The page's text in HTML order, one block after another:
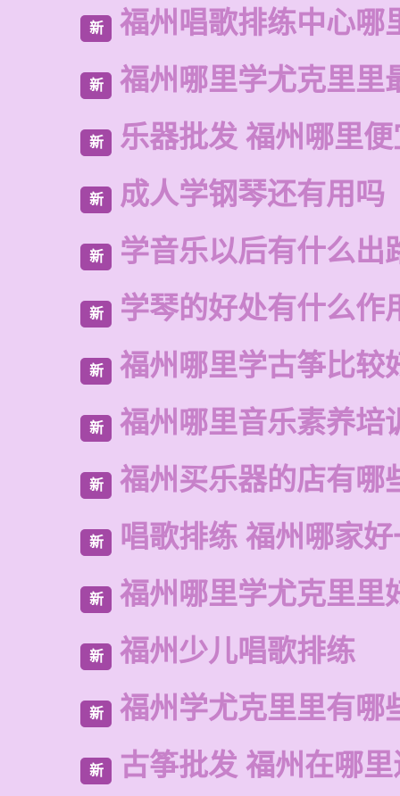
新 福州唱歌排练中心哪
新 福州哪里学尤克里里
新 乐器批发 福州哪里
新 成人学钢琴还有用吗
新 学音乐以后有什么出
新 学琴的好处有什么作
新 福州哪里学古筝比较
新 福州哪里音乐素养培
新 福州买乐器的店有哪
新 唱歌排练 福州哪家
新 福州哪里学尤克里里
新 福州少儿唱歌排练
新 福州学尤克里里有哪
新 古筝批发 福州在哪